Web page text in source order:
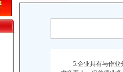
5.企业具有与作业